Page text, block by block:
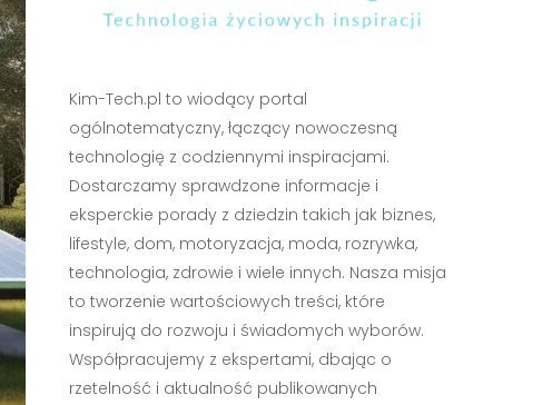
Kim-Tech.pl to wiodący portal
ogólnotematyczny, łączący nowoczesną
technologię z codziennymi inspiracjami.
Dostarczamy sprawdzone informacje i
eksperckie porady z dziedzin takich jak biznes,
lifestyle, dom, motoryzacja, moda, rozrywka,
technologia, zdrowie i wiele innych. Nasza misja
to tworzenie wartościowych treści, które
inspirują do rozwoju i świadomych wyborów.
Współpracujemy z ekspertami, dbając o
rzetelność i aktualność publikowanych